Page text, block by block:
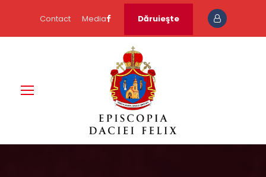
Contact Media Dăruieşte